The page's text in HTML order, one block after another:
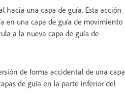
hacia una capa de guía. Esta acción
en una capa de guía de movimiento
a la nueva capa de guía de
de forma accidental de una capa
de guía en la parte inferior del